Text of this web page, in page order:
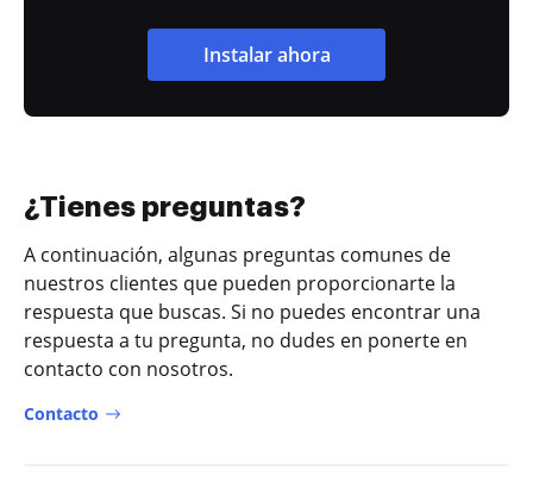
Instalar ahora
¿Tienes preguntas?
A continuación, algunas preguntas comunes de
nuestros clientes que pueden proporcionarte la
respuesta que buscas. Si no puedes encontrar una
respuesta a tu pregunta, no dudes en ponerte en
contacto con nosotros.
Contacto